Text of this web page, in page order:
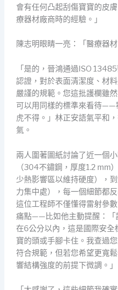
會有任何凸起刮傷寶寶的皮
療器材廠商時的經驗。」
陳志明眼睛一亮：「醫療器
「是的，晉鴻通過ISO
認證，對於表面清潔度、材
嚴謹的規範。您這批護欄雖
可以用同樣的標準來看待——
虎不得。」林正安語氣平和
氣。
兩人圍著圖紙討論了近一個
（304不鏽鋼，厚度1.2 mm
少熱影響區以維持硬度），
力集中處），每一個細節都
這位工程師不僅懂得雷射參
痛點——比如他主動提醒：「
在6公分以內，這是國際安全
寶的頭或手腳卡住。我查過
符合規範，但若您希望更寬
響結構強度的前提下微調。」